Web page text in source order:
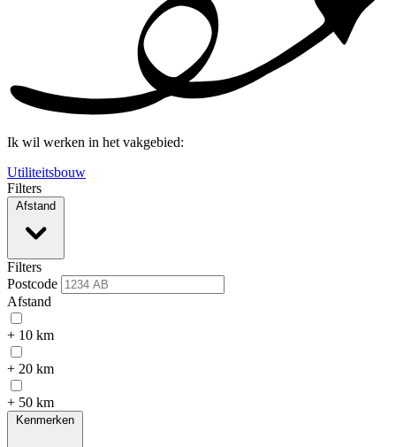
Ik wil werken in het vakgebied:
Utiliteitsbouw
Filters
Afstand
Filters
Postcode
Afstand
+ 10 km
+ 20 km
+ 50 km
Kenmerken